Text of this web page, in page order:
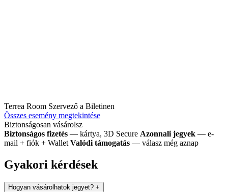
Terrea Room Szervező a Biletinen
Összes esemény megtekintése
Biztonságosan vásárolsz
Biztonságos fizetés — kártya, 3D Secure Azonnali jegyek — e-
mail + fiók + Wallet Valódi támogatás — válasz még aznap
Gyakori kérdések
Hogyan vásárolhatok jegyet? +